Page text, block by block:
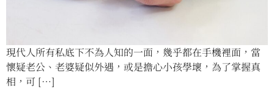
現代人所有私底下不為人知的一面，幾乎都在手機裡面，當
懷疑老公、老婆疑似外遇，或是擔心小孩學壞，為了掌握真
相，可 […]